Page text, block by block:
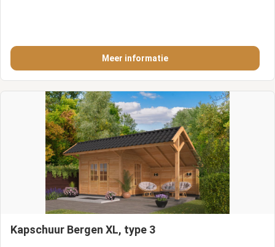
Meer informatie
Kapschuur Bergen XL, type 3